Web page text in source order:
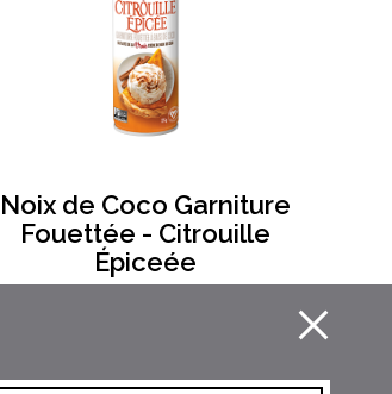
Noix de Coco Garniture
Fouettée - Citrouille
Épiceée